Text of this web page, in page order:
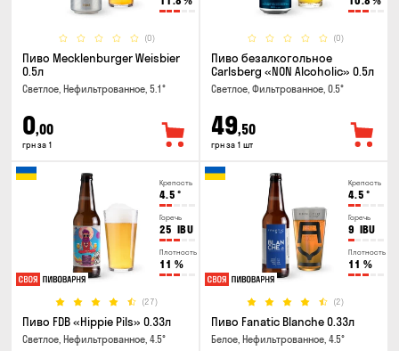
(0)
Пиво Mecklenburger Weisbier
0.5л
Светлое, Нефильтрованное, 5.1°
0,00
грн за 1
(0)
Пиво безалкогольное
Carlsberg «NON Alcoholic» 0.5л
Светлое, Фильтрованное, 0.5°
49,50
грн за 1 шт
Крепость
4.5 °
Горечь
25 IBU
Плотность
11 %
(27)
Пиво FDB «Hippie Pils» 0.33л
Светлое, Нефильтрованное, 4.5°
Крепость
4.5 °
Горечь
9 IBU
Плотность
11 %
(2)
Пиво Fanatic Blanche 0.33л
Белое, Нефильтрованное, 4.5°